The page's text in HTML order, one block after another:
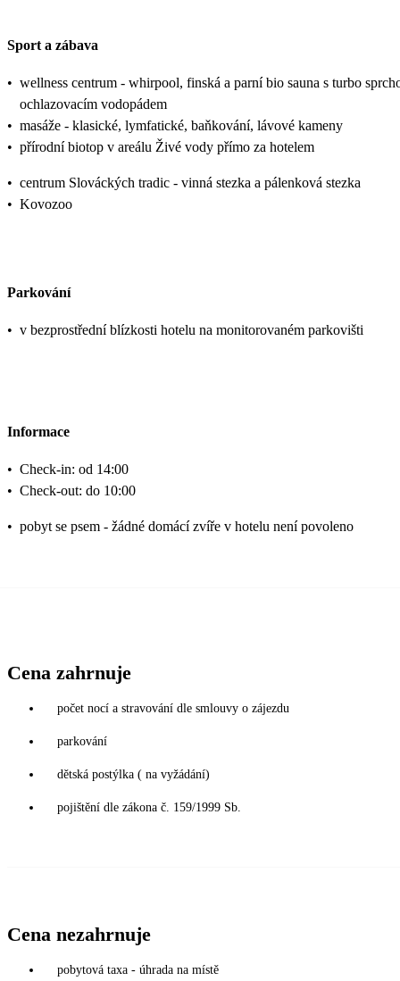
Sport a zábava
• wellness centrum - whirpool, finská a parní bio sauna s turbo
ochlazovacím vodopádem
• masáže - klasické, lymfatické, baňkování, lávové kameny
• přírodní biotop v areálu Živé vody přímo za hotelem
• centrum Slováckých tradic - vinná stezka a pálenková stezka
• Kovozoo
Parkování
• v bezprostřední blízkosti hotelu na monitorovaném parkovišti
Informace
• Check-in: od 14:00
• Check-out: do 10:00
• pobyt se psem - žádné domácí zvíře v hotelu není povoleno
Cena zahrnuje
počet nocí a stravování dle smlouvy o zájezdu
parkování
dětská postýlka ( na vyžádání)
pojištění dle zákona č. 159/1999 Sb.
Cena nezahrnuje
pobytová taxa - úhrada na místě